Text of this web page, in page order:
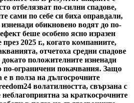
отбелязват по-силни спадове,
сами по себе си биха оправдали,
обикновено водят до по-
беше особено ясно изразен
през 2025 г., когато компаниите,
отчетоха средни спадове
положителните изненади
по-ограничени покачвания. Защо
в полза на дългосрочните
волатилността, свързана с
за краткосрочните